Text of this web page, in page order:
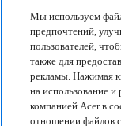
Для прессы
Награды
Мероприятия
Принципы
Принципы
Мы используем
предпочтений,
пользователей,
также для
рекламы. Нажимая
на использование
компанией Acer в
отношении файлов